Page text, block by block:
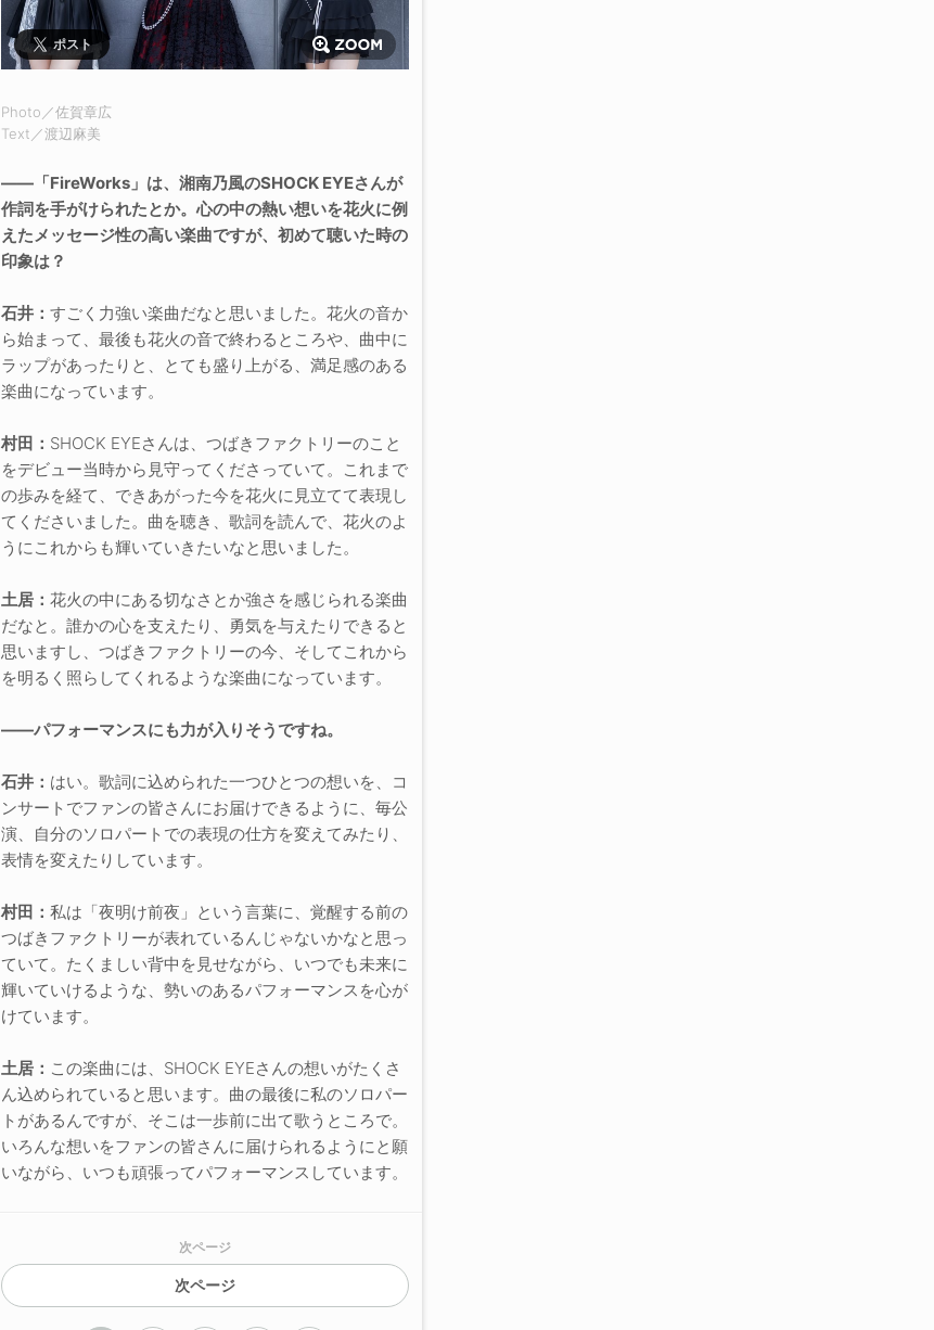
ポスト
Photo／佐賀章広
Text／渡辺麻美
――「FireWorks」は、湘南乃風のSHOCK EYEさんが
作詞を手がけられたとか。心の中の熱い想いを花火に例
えたメッセージ性の高い楽曲ですが、初めて聴いた時の
印象は？
石井： すごく力強い楽曲だなと思いました。花火の音か
ら始まって、最後も花火の音で終わるところや、曲中に
ラップがあったりと、とても盛り上がる、満足感のある
楽曲になっています。
村田： SHOCK EYEさんは、つばきファクトリーのこと
をデビュー当時から見守ってくださっていて。これまで
の歩みを経て、できあがった今を花火に見立てて表現し
てくださいました。曲を聴き、歌詞を読んで、花火のよ
うにこれからも輝いていきたいなと思いました。
土居： 花火の中にある切なさとか強さを感じられる楽曲
だなと。誰かの心を支えたり、勇気を与えたりできると
思いますし、つばきファクトリーの今、そしてこれから
を明るく照らしてくれるような楽曲になっています。
――パフォーマンスにも力が入りそうですね。
石井： はい。歌詞に込められた一つひとつの想いを、コ
ンサートでファンの皆さんにお届けできるように、毎公
演、自分のソロパートでの表現の仕方を変えてみたり、
表情を変えたりしています。
村田： 私は「夜明け前夜」という言葉に、覚醒する前の
つばきファクトリーが表れているんじゃないかなと思っ
ていて。たくましい背中を見せながら、いつでも未来に
輝いていけるような、勢いのあるパフォーマンスを心が
けています。
土居： この楽曲には、SHOCK EYEさんの想いがたくさ
ん込められていると思います。曲の最後に私のソロパー
トがあるんですが、そこは一歩前に出て歌うところで。
いろんな想いをファンの皆さんに届けられるようにと願
いながら、いつも頑張ってパフォーマンスしています。
次ページ
次ページ